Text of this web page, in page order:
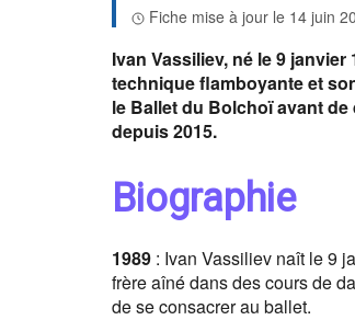
Fiche mise à jour le 14 juin
Ivan Vassiliev, né le 9
technique flamboyante et
le Ballet du Bolchoï avant
depuis 2015.
Biographie
1989 : Ivan Vassiliev naît le 9
frère aîné dans des cours de
de se consacrer au ballet.